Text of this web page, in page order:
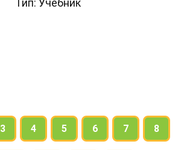
Тип: Учебник
3 4 5 6 7 8